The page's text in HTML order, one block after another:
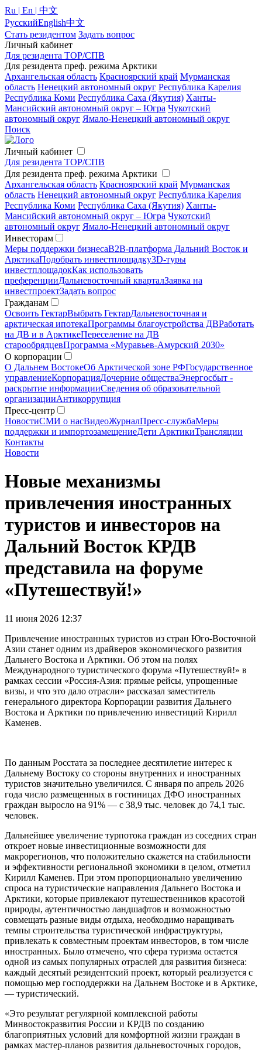
Ru | En | 中文
РусскийEnglish中文
Стать резидентом Задать вопрос
Личный кабинет
Для резидента ТОР/СПВ
Для резидента преф. режима Арктики
Архангельская область Красноярский край Мурманская
область Ненецкий автономный округ Республика Карелия
Республика Коми Республика Саха (Якутия) Ханты-
Мансийский автономный округ – Югра Чукотский
автономный округ Ямало-Ненецкий автономный округ
Поиск
Личный кабинет
Для резидента ТОР/СПВ
Для резидента преф. режима Арктики
Архангельская область Красноярский край Мурманская
область Ненецкий автономный округ Республика Карелия
Республика Коми Республика Саха (Якутия) Ханты-
Мансийский автономный округ – Югра Чукотский
автономный округ Ямало-Ненецкий автономный округ
Инвесторам
Меры поддержки бизнесаB2B-платформа Дальний Восток и
АрктикаПодобрать инвестплощадку3D-туры
инвестплощадокКак использовать
преференцииДальневосточный кварталЗаявка на
инвестпроектЗадать вопрос
Гражданам
Освоить ГектарВыбрать ГектарДальневосточная и
арктическая ипотекаПрограммы благоустройства ДВРаботать
на ДВ и в АрктикеПереселение на ДВ
старообрядцевПрограмма «Муравьев-Амурский 2030»
О корпорации
О Дальнем ВостокеОб Арктической зоне РФГосударственное
управлениеКорпорацияДочерние обществаЭнергосбыт -
раскрытие информацииСведения об образовательной
организацииАнтикоррупция
Пресс-центр
НовостиСМИ о насВидеоЖурналПресс-службаМеры
поддержки и импортозамещениеДети АрктикиТрансляции
Контакты
Новости
Новые механизмы
привлечения иностранных
туристов и инвесторов на
Дальний Восток КРДВ
представила на форуме
«Путешествуй!»
11 июня 2026 12:37
Привлечение иностранных туристов из стран Юго-Восточной
Азии станет одним из драйверов экономического развития
Дальнего Востока и Арктики. Об этом на полях
Международного туристического форума «Путешествуй!» в
рамках сессии «Россия-Азия: прямые рейсы, упрощенные
визы, и что это дало отрасли» рассказал заместитель
генерального директора Корпорации развития Дальнего
Востока и Арктики по привлечению инвестиций Кирилл
Каменев.
По данным Росстата за последнее десятилетие интерес к
Дальнему Востоку со стороны внутренних и иностранных
туристов значительно увеличился. С января по апрель 2026
года число размещенных в гостиницах ДФО иностранных
граждан выросло на 91% — с 38,9 тыс. человек до 74,1 тыс.
человек.
Дальнейшее увеличение турпотока граждан из соседних стран
откроет новые инвестиционные возможности для
макрорегионов, что положительно скажется на стабильности
и эффективности региональной экономики в целом, отметил
Кирилл Каменев. При этом пропорционально увеличению
спроса на туристические направления Дальнего Востока и
Арктики, которые привлекают путешественников красотой
природы, аутентичностью ландшафтов и возможностью
совмещать разные виды отдыха, необходимо наращивать
темпы строительства туристической инфраструктуры,
привлекать к совместным проектам инвесторов, в том числе
иностранных. Было отмечено, что сфера туризма остается
одной из самых популярных отраслей для развития бизнеса:
каждый десятый резидентский проект, который реализуется с
помощью мер господдержки на Дальнем Востоке и в Арктике,
— туристический.
«Это результат регулярной комплексной работы
Минвостокразвития России и КРДВ по созданию
благоприятных условий для комфортной жизни граждан в
рамках мастер-планов развития дальневосточных городов,